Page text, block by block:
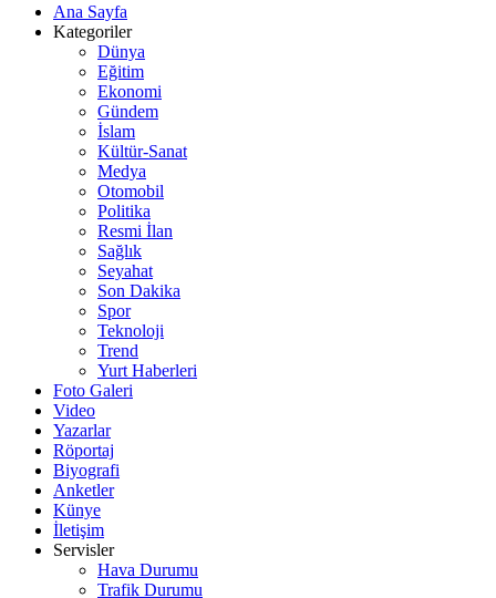
Ana Sayfa
Kategoriler
Dünya
Eğitim
Ekonomi
Gündem
İslam
Kültür-Sanat
Medya
Otomobil
Politika
Resmi İlan
Sağlık
Seyahat
Son Dakika
Spor
Teknoloji
Trend
Yurt Haberleri
Foto Galeri
Video
Yazarlar
Röportaj
Biyografi
Anketler
Künye
İletişim
Servisler
Hava Durumu
Trafik Durumu